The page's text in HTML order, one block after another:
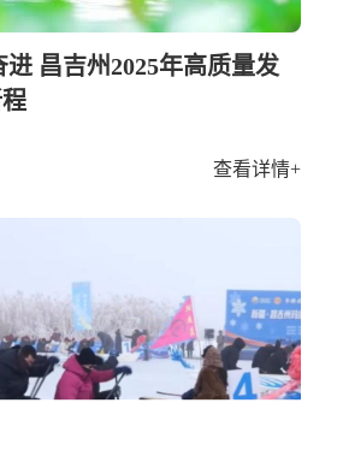
昌吉州2025年高质量发
查看详情+